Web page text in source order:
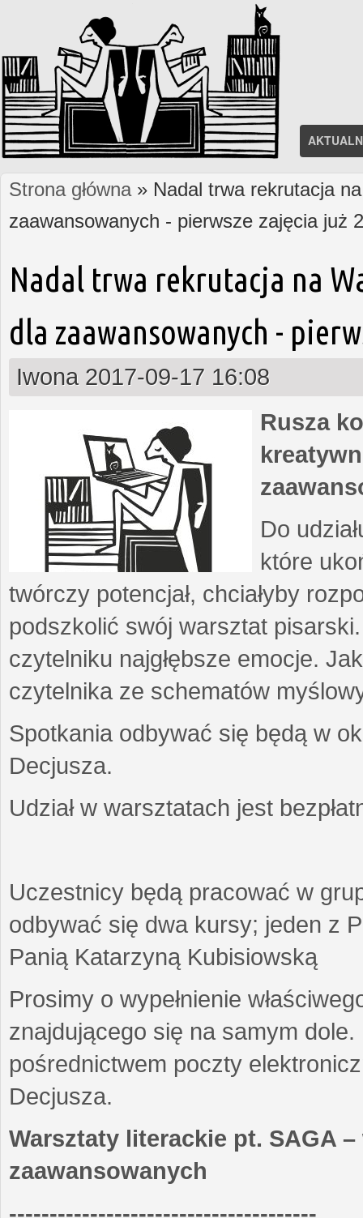
Jesteś tutaj
Strona główna» Nadal trwa rekrutacja
zaawansowanych - pierwsze zajęcia już
Nadal trwa rekrutacja na
dla zaawansowanych -
Iwona 2017-09-17 16:08
Rusza
Do
które
twórczy potencjał, chciałyby
podszkolić swój warsztat
czytelniku najgłębsze emocje.
czytelnika ze schematów
Spotkania odbywać się będą w
Decjusza.
Udział w warsztatach jest
Uczestnicy będą pracować w
odbywać się dwa kursy; jeden z
Panią Katarzyną Kubisiowską
Prosimy o wypełnienie
znajdującego się na samym
pośrednictwem poczty
Decjusza.
Warsztaty literackie pt. SAGA
zaawansowanych
--------------------------------------